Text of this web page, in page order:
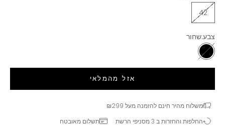
42
צבע:שחור
שחור
אזל מהמלאי
משלוח מהיר חינם להזמנה מעל ₪299
החלפות והחזרות ב 3 מסניפי הרשת
תשלום מאובטח